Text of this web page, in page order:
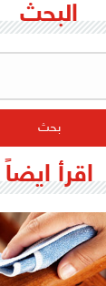
البحث
اقرأ ايضاً